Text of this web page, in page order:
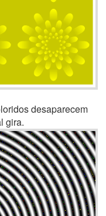
desaparecem
gira.